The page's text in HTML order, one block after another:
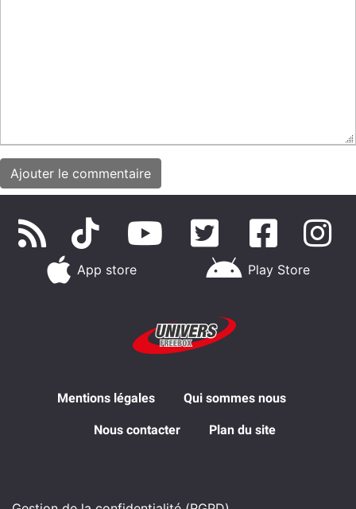
App store Play Store
Mentions légales Qui sommes nous
Nous contacter Plan du site